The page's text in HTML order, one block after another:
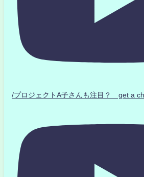
/プロジェクトA子さんも注目？ get a